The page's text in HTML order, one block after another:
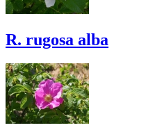
R. rugosa alba